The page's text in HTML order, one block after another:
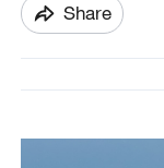
Share